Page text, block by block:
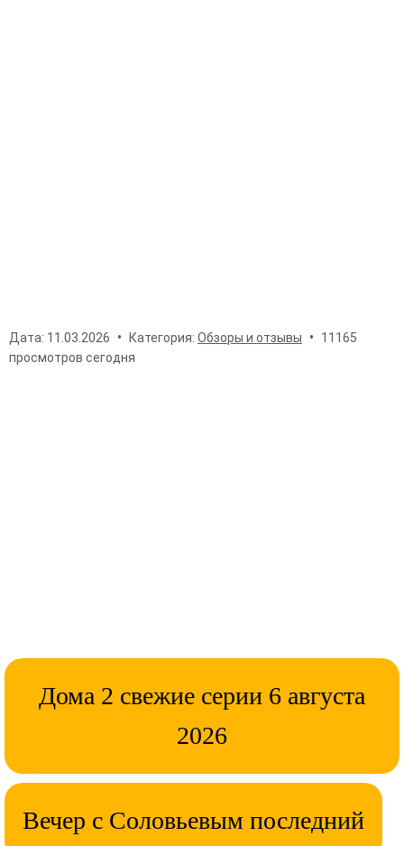
Дата: 11.03.2026 Категория: Обзоры и отзывы
11165
просмотров сегодня
Дома 2 свежие серии 6 августа
2026
Вечер с Соловьевым последний